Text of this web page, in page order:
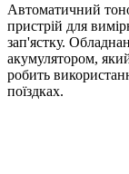
Автоматичний
пристрій для
зап'ястку.
акумулятором,
робить
поїздках.